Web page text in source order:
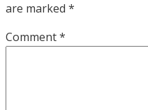
are marked *
Comment*